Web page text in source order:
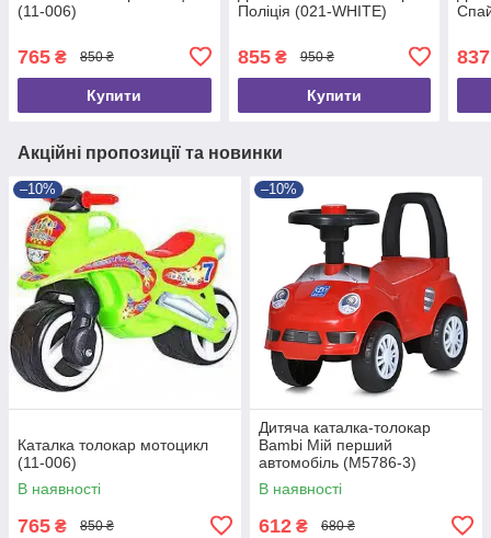
(11-006)
765 ₴ 850 ₴
Купити
Поліція (021-WHITE)
855₴ 950 ₴
Купити
837
Акційні пропозиції та новинки
–10%
Каталка толокар мотоцикл
(11-006)
В наявності
765 ₴ 850 ₴
–10%
Дитяча каталка-толокар
Bambi Мій перший
автомобіль (M5786-3)
В наявності
612 ₴ 680 ₴